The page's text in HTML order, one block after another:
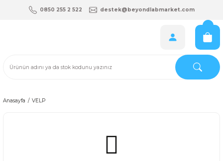
0850 255 2 522 destek@beyondlabmarket.com
Anasayfa VELP